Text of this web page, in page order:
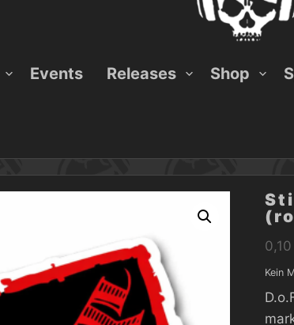
Events Releases Shop
0,10
Kein